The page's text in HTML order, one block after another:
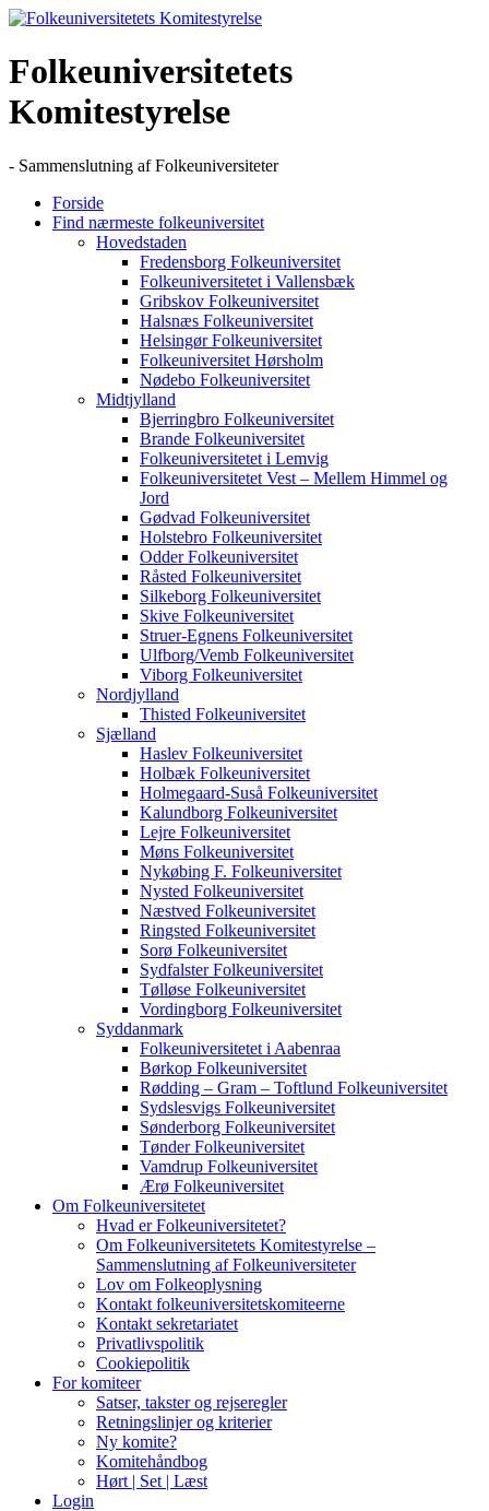
Skip
content
Folkeuniversitetets
Komitestyrelse
- Sammenslutning af Folkeuniversiteter
Forside
Find nærmeste folkeuniversitet
Hovedstaden
Fredensborg Folkeuniversitet
Folkeuniversitetet i Vallensbæk
Gribskov Folkeuniversitet
Halsnæs Folkeuniversitet
Helsingør Folkeuniversitet
Folkeuniversitet Hørsholm
Nødebo Folkeuniversitet
Midtjylland
Bjerringbro Folkeuniversitet
Brande Folkeuniversitet
Folkeuniversitetet i Lemvig
Folkeuniversitetet Vest – Mellem Himmel og
Jord
Gødvad Folkeuniversitet
Holstebro Folkeuniversitet
Odder Folkeuniversitet
Råsted Folkeuniversitet
Silkeborg Folkeuniversitet
Skive Folkeuniversitet
Struer-Egnens Folkeuniversitet
Ulfborg/Vemb Folkeuniversitet
Viborg Folkeuniversitet
Nordjylland
Thisted Folkeuniversitet
Sjælland
Haslev Folkeuniversitet
Holbæk Folkeuniversitet
Holmegaard-Suså Folkeuniversitet
Kalundborg Folkeuniversitet
Lejre Folkeuniversitet
Møns Folkeuniversitet
Nykøbing F. Folkeuniversitet
Nysted Folkeuniversitet
Næstved Folkeuniversitet
Ringsted Folkeuniversitet
Sorø Folkeuniversitet
Sydfalster Folkeuniversitet
Tølløse Folkeuniversitet
Vordingborg Folkeuniversitet
Syddanmark
Folkeuniversitetet i Aabenraa
Børkop Folkeuniversitet
Rødding – Gram – Toftlund Folkeuniversitet
Sydslesvigs Folkeuniversitet
Sønderborg Folkeuniversitet
Tønder Folkeuniversitet
Vamdrup Folkeuniversitet
Ærø Folkeuniversitet
Om Folkeuniversitetet
Hvad er Folkeuniversitetet?
Om Folkeuniversitetets Komitestyrelse –
Sammenslutning af Folkeuniversiteter
Lov om Folkeoplysning
Kontakt folkeuniversitetskomiteerne
Kontakt sekretariatet
Privatlivspolitik
Cookiepolitik
For komiteer
Satser, takster og rejseregler
Retningslinjer og kriterier
Ny komite?
Komitehåndbog
Hørt | Set | Læst
Login